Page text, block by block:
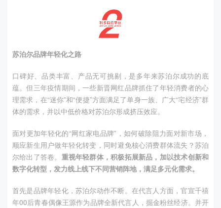
苏泊尔品牌年轻化之路
口碑好、品类丰富、产品无可挑剔，是多年来苏泊尔成功的底
蕴。但三年疫情期间，一些新晋网红品牌抓住了年轻消费者的心
理需求，在“迷你”和“便捷”方面满足了单身一族、广大“宅经济”群
体的需求，并以中低价格对苏泊尔形成挤压效应。
面对更加年轻化的“网红家电品牌”，如何破除阻力面对新市场，
顺应新生用户做年轻化转变，同时避免核心消费群体流失？苏泊
尔给出了答卷。 重视年轻群体，积极拓展新品，加以技术创新和
数字化转型，发力线上线下不同营销阵地，满足多元化需求。
首先是品牌年轻化，苏泊尔动作不断。在代言人方面，官宣千禧
年00后青春偶像王源作为品牌全新代言人，掘金粉丝经济。并开